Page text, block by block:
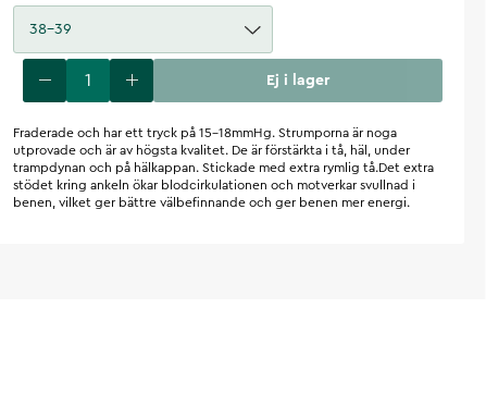
38-39
Ej i lager
Fraderade och har ett tryck på 15-18mmHg. Strumporna är noga
utprovade och är av högsta kvalitet. De är förstärkta i tå, häl, under
trampdynan och på hälkappan. Stickade med extra rymlig tå.Det extra
stödet kring ankeln ökar blodcirkulationen och motverkar svullnad i
benen, vilket ger bättre välbefinnande och ger benen mer energi.